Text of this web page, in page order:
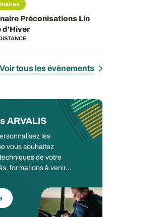
Préconisations Lin
d'Hiver
Voir tous les évènements
ARVALIS
les
vous souhaitez
de votre
formations à venir...